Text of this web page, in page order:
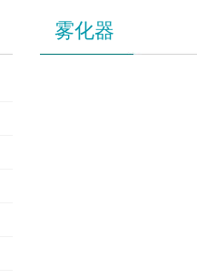
雾化器